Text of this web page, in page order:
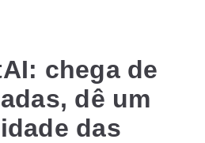
chega de
dê um
das